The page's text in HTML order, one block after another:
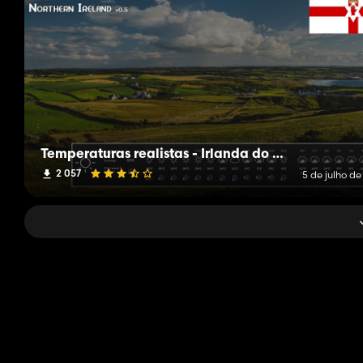
Temperaturas realistas - Irlanda do Norte
2 057 5 de julho